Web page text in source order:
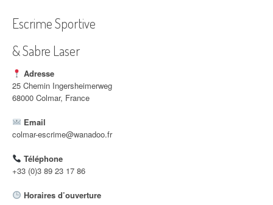
g
a
t
i
o
n
d
'
a
Escrime Sportive
& Sabre Laser
Adresse
25 Chemin Ingersheimerweg
68000 Colmar, France
Email
colmar-escrime@wanadoo.fr
Téléphone
+33 (0)3 89 23 17 86
Horaires d’ouverture